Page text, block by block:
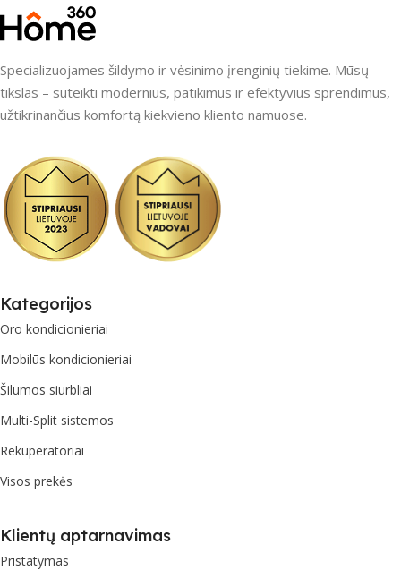
Specializuojames šildymo ir vėsinimo įrenginių tiekime. Mūsų
tikslas – suteikti modernius, patikimus ir efektyvius sprendimus,
užtikrinančius komfortą kiekvieno kliento namuose.
Kategorijos
Oro kondicionieriai
Mobilūs kondicionieriai
Šilumos siurbliai
Multi-Split sistemos
Rekuperatoriai
Visos prekės
Klientų aptarnavimas
Pristatymas